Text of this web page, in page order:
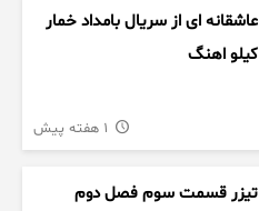
عاشقانه ای از سریال بامداد خمار
کیلو اهنگ
تیزر قسمت سوم فصل دوم